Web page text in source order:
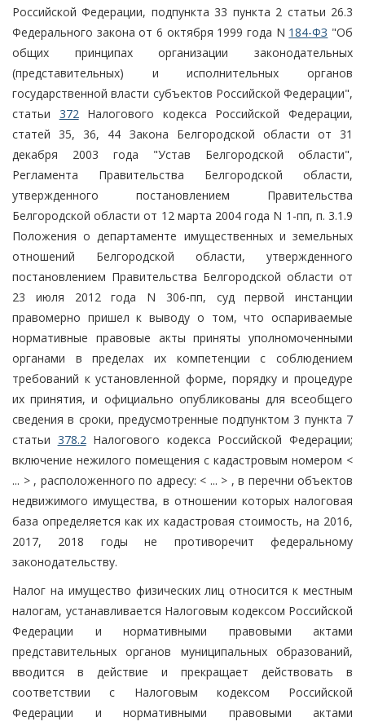
Российской Федерации, подпункта 33 пункта 2 статьи 26.3
Федерального закона от 6 октября 1999 года N 184-ФЗ "Об
общих принципах организации законодательных
(представительных) и исполнительных органов
государственной власти субъектов Российской Федерации",
статьи 372 Налогового кодекса Российской Федерации,
статей 35, 36, 44 Закона Белгородской области от 31
декабря 2003 года "Устав Белгородской области",
Регламента Правительства Белгородской области,
утвержденного постановлением Правительства
Белгородской области от 12 марта 2004 года N 1-пп, п. 3.1.9
Положения о департаменте имущественных и земельных
отношений Белгородской области, утвержденного
постановлением Правительства Белгородской области от
23 июля 2012 года N 306-пп, суд первой инстанции
правомерно пришел к выводу о том, что оспариваемые
нормативные правовые акты приняты уполномоченными
органами в пределах их компетенции с соблюдением
требований к установленной форме, порядку и процедуре
их принятия, и официально опубликованы для всеобщего
сведения в сроки, предусмотренные подпунктом 3 пункта 7
статьи 378.2 Налогового кодекса Российской Федерации;
включение нежилого помещения с кадастровым номером <
... > , расположенного по адресу: < ... > , в перечни объектов
недвижимого имущества, в отношении которых налоговая
база определяется как их кадастровая стоимость, на 2016,
2017, 2018 годы не противоречит федеральному
законодательству.
Налог на имущество физических лиц относится к местным
налогам, устанавливается Налоговым кодексом Российской
Федерации и нормативными правовыми актами
представительных органов муниципальных образований,
вводится в действие и прекращает действовать в
соответствии с Налоговым кодексом Российской
Федерации и нормативными правовыми актами